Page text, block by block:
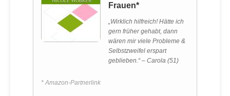
Frauen*
„Wirklich hilfreich! Hätte ich
gern früher gehabt, dann
wären mir viele Probleme &
Selbstzweifel erspart
geblieben.“ – Carola (51)
* Amazon-Partnerlink